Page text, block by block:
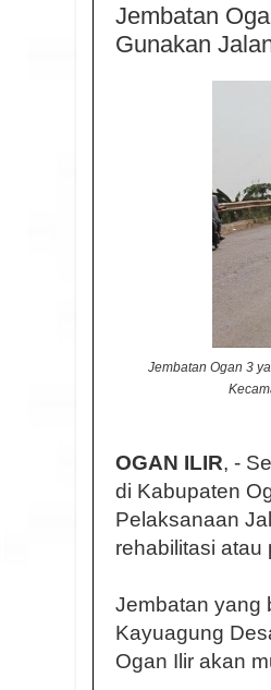
Jembatan
Gunakan
Jembatan Ogan 3
OGAN ILIR, -
di Kabupaten
Pelaksanaan
rehabilitasi atau
Jembatan yang
Kayuagung
Ogan Ilir akan